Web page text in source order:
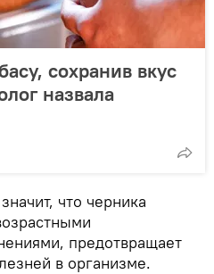
сохранив вкус
назвала
что черника
предотвращает
в организме.